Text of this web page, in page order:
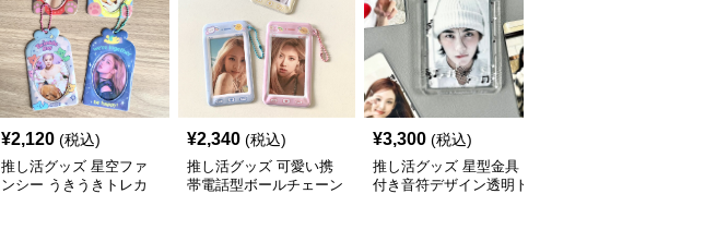
¥2,120 (税込)
推し活グッズ 星空ファ
ンシー うきうきトレカ
¥2,340 (税込)
推し活グッズ 可愛い携
帯電話型ボールチェーン
¥3,300 (税込)
推し活グッズ 星型金具
付き音符デザイン透明ト